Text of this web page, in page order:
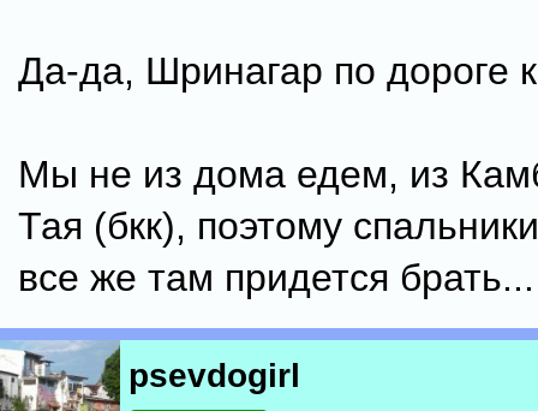
Да-да, Шринагар по дороге
Мы не из дома едем, из
Тая (бкк), поэтому
все же там придется брать...
psevdogirl